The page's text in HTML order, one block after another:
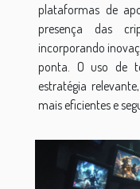
plataformas de
presença das
incorporando
ponta. O uso de
estratégia
mais eficientes e